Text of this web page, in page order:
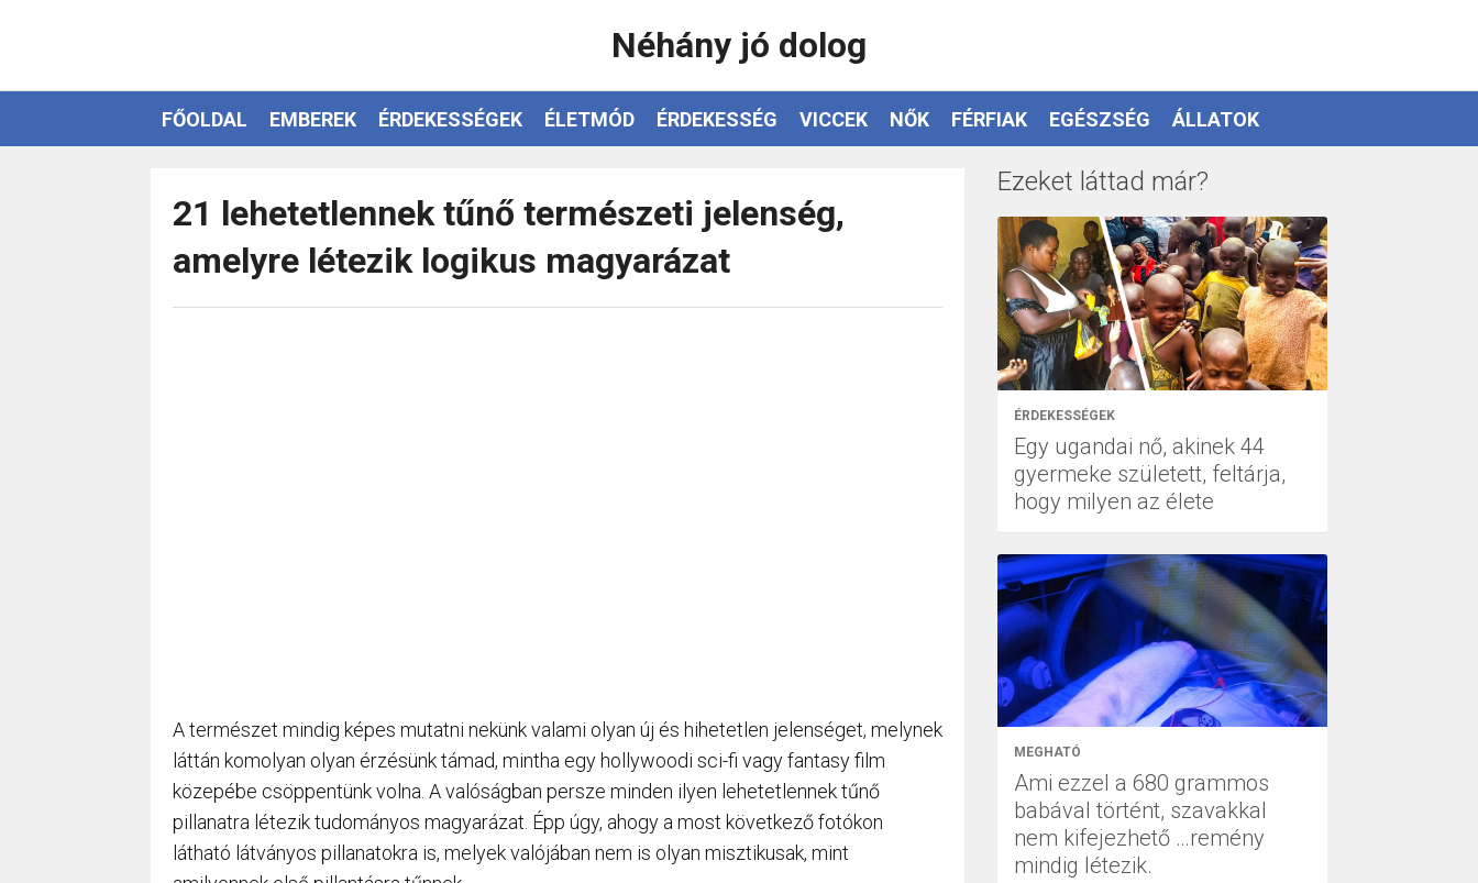
Néhány jó dolog
FŐOLDAL EMBEREK ÉRDEKESSÉGEK ÉLETMÓD ÉRDEKESSÉG VICCEK NŐK FÉRFIAK EGÉSZSÉG ÁLLATOK
21 lehetetlennek tűnő természeti jelenség,
amelyre létezik logikus magyarázat
A természet mindig képes mutatni nekünk valami olyan új és hihetetlen jelenséget, melynek
láttán komolyan olyan érzésünk támad, mintha egy hollywoodi sci-fi vagy fantasy film
közepébe csöppentünk volna. A valóságban persze minden ilyen lehetetlennek tűnő
pillanatra létezik tudományos magyarázat. Épp úgy, ahogy a most következő fotókon
látható látványos pillanatokra is, melyek valójában nem is olyan misztikusak, mint
Ezeket láttad már?
ÉRDEKESSÉGEK
Egy ugandai nő, akinek 44
gyermeke született, feltárja,
hogy milyen az élete
MEGHATÓ
Ami ezzel a 680 grammos
babával történt, szavakkal
nem kifejezhető …remény
mindig létezik.